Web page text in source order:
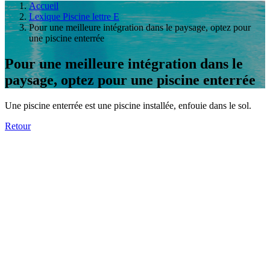
Accueil
Lexique Piscine lettre E
Pour une meilleure intégration dans le paysage, optez pour
une piscine enterrée
Pour une meilleure intégration dans le
paysage, optez pour une piscine enterrée
Une piscine enterrée est une piscine installée, enfouie dans le sol.
Retour